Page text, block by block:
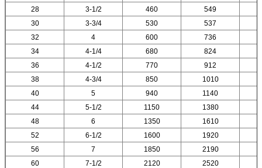
28
3-1/2 460
549
30
3-3/4 530
537
32
4 600
736
34
4-1/4 680
824
36
4-1/2 770
912
38
4-3/4 850
1010
40
5 940 1140
44
5-1/2 1150 1380
48
6 1350 1610
52
6-1/2 1600 1920
56
7 1850 2190
60
7-1/2 2120 2520